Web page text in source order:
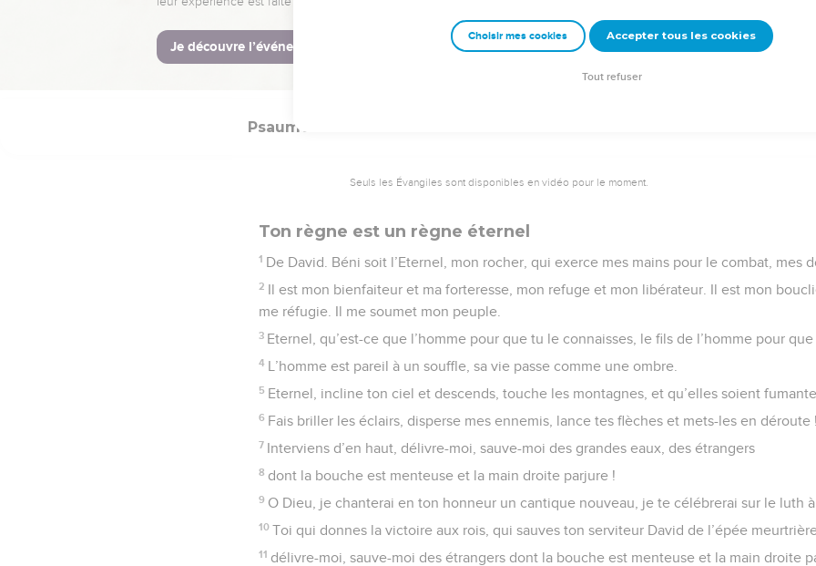
A cause de ton nom, Eternel, rends-moi la vie ! Dans ta justice, délivre-moi de la
12 Dans ta bonté, réduis mes ennemis au silence et fais disparaître tous mes adversaires,
Psaumes
Seuls les Évangiles sont disponibles en vidéo pour le moment.
Ton règne est un règne éternel
1 De David. Béni soit l’Eternel, mon rocher, qui exerce mes mains pour le combat, mes
2 Il est mon bienfaiteur et ma forteresse, mon refuge et mon libérateur. Il est mon
me réfugie. Il me soumet mon peuple.
3 Eternel, qu’est-ce que l’homme pour que tu le connaisses, le fils de l’homme pour
4 L’homme est pareil à un souffle, sa vie passe comme une ombre.
5 Eternel, incline ton ciel et descends, touche les montagnes, et qu’elles soient
6 Fais briller les éclairs, disperse mes ennemis, lance tes flèches et mets-les en déroute !
7 Interviens d’en haut, délivre-moi, sauve-moi des grandes eaux, des étrangers
8 dont la bouche est menteuse et la main droite parjure !
9 O Dieu, je chanterai en ton honneur un cantique nouveau, je te célébrerai sur le luth à
10 Toi qui donnes la victoire aux rois, qui sauves ton serviteur David de l’épée
11 délivre-moi, sauve-moi des étrangers dont la bouche est menteuse et la main droite
Choisir mes cookies Accepter tous les cookies
Tout refuser